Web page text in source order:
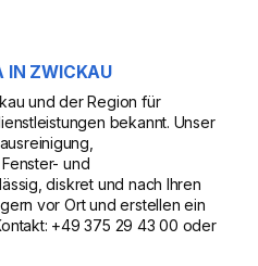
IN ZWICKAU
und der Region für
bekannt. Unser
und
diskret und nach Ihren
vor Ort und erstellen ein
+49 375 29 43 00 oder